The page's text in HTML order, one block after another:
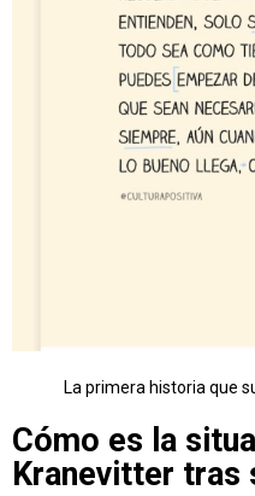
La primera historia que
Cómo es la
Kranevitter tras